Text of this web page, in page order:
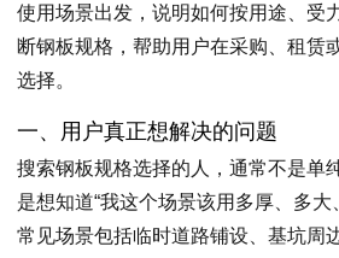
使用场景出发，说明如何按用途、受
断钢板规格，帮助用户在采购、租赁
选择。
一、用户真正想解决的问题
搜索钢板规格选择的人，通常不是单
是想知道“我这个场景该用多厚、多大
常见场景包括临时道路铺设、基坑周